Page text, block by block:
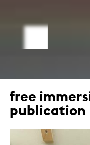
free
publication